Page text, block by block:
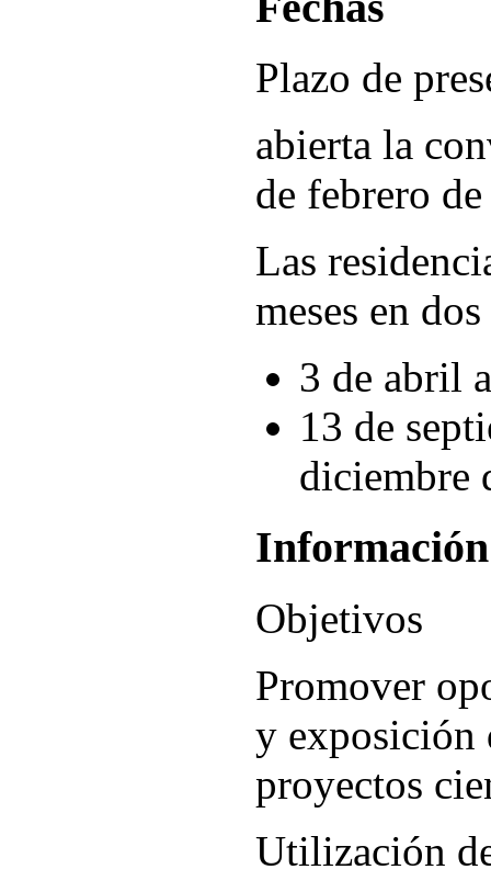
Plazo de
abierta la
de febrero
Las
meses en
3 de abril
13 de
diciembre
Objetivos
Promover
y exposición
proyectos
Utilización